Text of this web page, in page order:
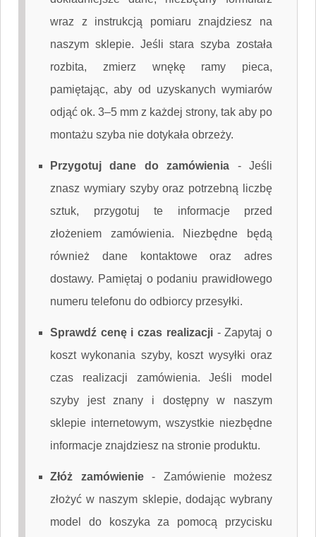
wraz z instrukcją pomiaru znajdziesz na
naszym sklepie. Jeśli stara szyba została
rozbita, zmierz wnękę ramy pieca,
pamiętając, aby od uzyskanych wymiarów
odjąć ok. 3–5 mm z każdej strony, tak aby po
montażu szyba nie dotykała obrzeży.
Przygotuj dane do zamówienia -Jeśli
znasz wymiary szyby oraz potrzebną liczbę
sztuk, przygotuj te informacje przed
złożeniem zamówienia. Niezbędne będą
również dane kontaktowe oraz adres
dostawy. Pamiętaj o podaniu prawidłowego
numeru telefonu do odbiorcy przesyłki.
Sprawdź cenę i czas realizacji-Zapytaj o
koszt wykonania szyby, koszt wysyłki oraz
czas realizacji zamówienia. Jeśli model
szyby jest znany i dostępny w naszym
sklepie internetowym, wszystkie niezbędne
informacje znajdziesz na stronie produktu.
Złóż zamówienie- Zamówienie możesz
złożyć w naszym sklepie, dodając wybrany
model do koszyka za pomocą przycisku